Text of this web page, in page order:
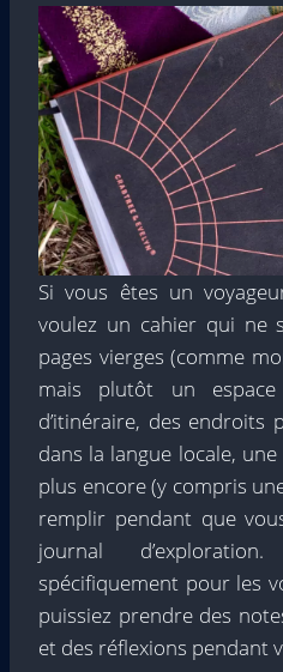
Si vous êtes un
voulez un cahier qui ne
pages vierges (comme
mais plutôt un
d’itinéraire, des endroits
dans la langue locale,
plus encore (y compris
remplir pendant que
journal
spécifiquement pour les
puissiez prendre des
et des réflexions pendant